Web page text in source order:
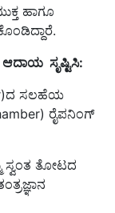
ಹಾಗೂ
ಸೃಷ್ಟಿಸಿ:
ದ ಸಲಹೆಯ
ರೈಪನಿಂಗ್
ಸ್ವಂತ ತೋಟದ